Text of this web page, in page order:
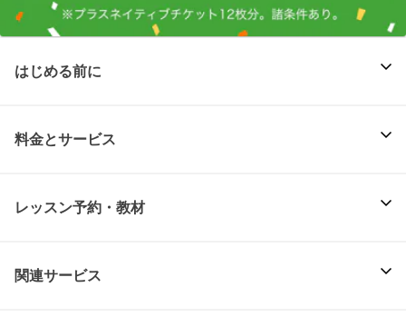
はじめる前に
料金とサービス
レッスン予約・教材
関連サービス